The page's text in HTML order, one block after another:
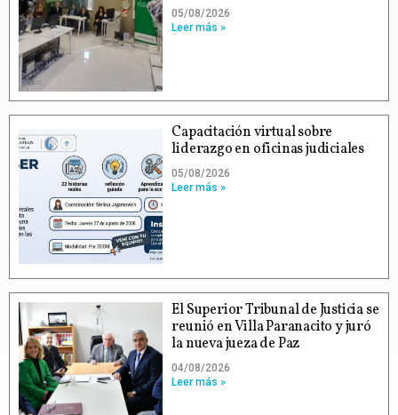
05/08/2026
Leer más »
Capacitación virtual sobre
liderazgo en oficinas judiciales
05/08/2026
Leer más »
El Superior Tribunal de Justicia se
reunió en Villa Paranacito y juró
la nueva jueza de Paz
04/08/2026
Leer más »